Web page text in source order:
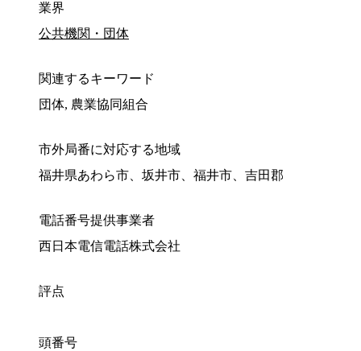
業界
公共機関・団体
関連するキーワード
団体, 農業協同組合
市外局番に対応する地域
福井県あわら市、坂井市、福井市、吉田郡
電話番号提供事業者
西日本電信電話株式会社
評点
頭番号